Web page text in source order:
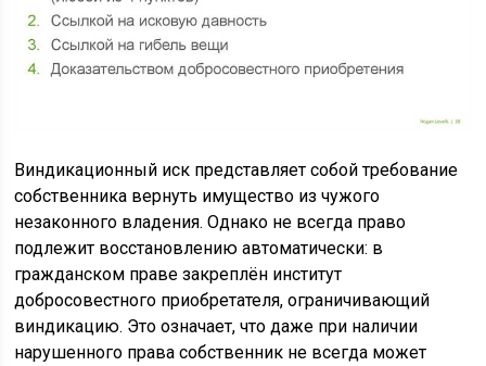
Виндикационный иск представляет собой требование
собственника вернуть имущество из чужого
незаконного владения. Однако не всегда право
подлежит восстановлению автоматически: в
гражданском праве закреплён институт
добросовестного приобретателя, ограничивающий
виндикацию. Это означает, что даже при наличии
нарушенного права собственник не всегда может